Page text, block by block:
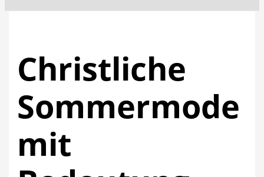
Christliche
Sommermode
mit